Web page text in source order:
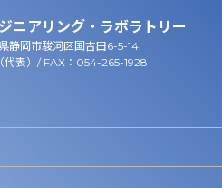
ニアリング・ラボラトリー
岡市駿河区国吉田6-5-14
表）/ FAX：054-265-1928